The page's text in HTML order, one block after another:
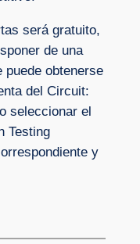
será gratuito,
de una
puede obtenerse
del Circuit:
seleccionar el
Testing
y